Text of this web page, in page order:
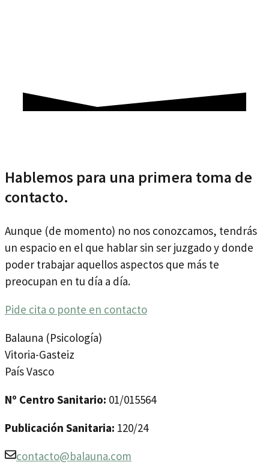
Hablemos para una primera toma de
contacto.
Aunque (de momento) no nos conozcamos, tendrás
un espacio en el que hablar sin ser juzgado y donde
poder trabajar aquellos aspectos que más te
preocupan en tu día a día.
Pide cita o ponte en contacto
Balauna (Psicología)
Vitoria-Gasteiz
País Vasco
Nº Centro Sanitario: 01/015564
Publicación Sanitaria: 120/24
contacto@balauna.com